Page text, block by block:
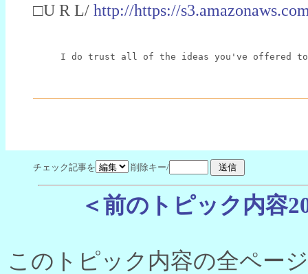
□U R L/ http://https://
I do trust all of the ideas you've offered to
チェック記事を 削除キー/
＜前のトピック内容
このトピック内容の全ペー